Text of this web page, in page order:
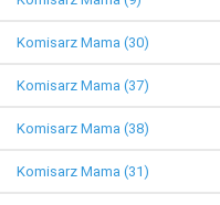
Komisarz Mama (30)
Komisarz Mama (37)
Komisarz Mama (38)
Komisarz Mama (31)